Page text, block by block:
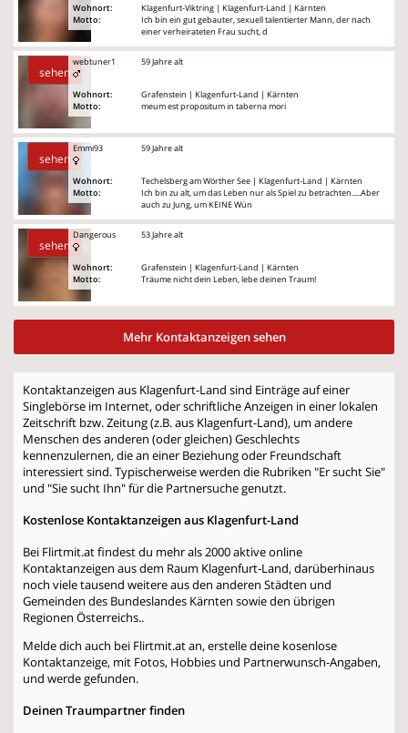
Wohnort:
Motto:
Klagenfurt-Viktring | Klagenfurt-Land | Kärnten
Ich bin ein gut gebauter, sexuell talentierter Mann, der nach
einer verheirateten Frau sucht, d
sehen
webtuner1
Wohnort:
Motto:
59 Jahre alt
Grafenstein | Klagenfurt-Land | Kärnten
meum est propositum in taberna mori
sehen
Emmi93
Wohnort:
Motto:
59 Jahre alt
Techelsberg am Wörther See | Klagenfurt-Land | Kärnten
Ich bin zu alt, um das Leben nur als Spiel zu betrachten.....Aber
auch zu Jung, um KEINE Wün
sehen
Dangerous
Wohnort:
Motto:
53 Jahre alt
Grafenstein | Klagenfurt-Land | Kärnten
Träume nicht dein Leben, lebe deinen Traum!
Mehr Kontaktanzeigen sehen
Kontaktanzeigen aus Klagenfurt-Land sind Einträge auf einer
Singlebörse im Internet, oder schriftliche Anzeigen in einer lokalen
Zeitschrift bzw. Zeitung (z.B. aus Klagenfurt-Land), um andere
Menschen des anderen (oder gleichen) Geschlechts
kennenzulernen, die an einer Beziehung oder Freundschaft
interessiert sind. Typischerweise werden die Rubriken "Er sucht Sie"
und "Sie sucht Ihn" für die Partnersuche genutzt.
Kostenlose Kontaktanzeigen aus Klagenfurt-Land
Bei Flirtmit.at findest du mehr als 2000 aktive online
Kontaktanzeigen aus dem Raum Klagenfurt-Land, darüberhinaus
noch viele tausend weitere aus den anderen Städten und
Gemeinden des Bundeslandes Kärnten sowie den übrigen
Regionen Österreichs..
Melde dich auch bei Flirtmit.at an, erstelle deine kosenlose
Kontaktanzeige, mit Fotos, Hobbies und Partnerwunsch-Angaben,
und werde gefunden.
Deinen Traumpartner finden